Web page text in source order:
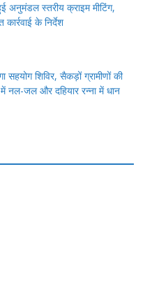
अनुमंडल स्तरीय क्राइम मीटिंग,
के निर्देश
सहयोग शिविर, सैकड़ों ग्रामीणों की
नल-जल और दहियार रन्ना में धान